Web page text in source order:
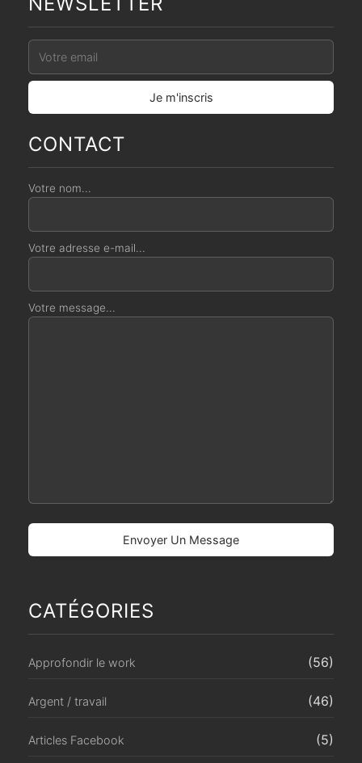
CONTACT
Votre nom...
Votre adresse e-mail...
Votre message...
CATÉGORIES
Approfondir le work (56)
Argent / travail (46)
Articles Facebook (5)